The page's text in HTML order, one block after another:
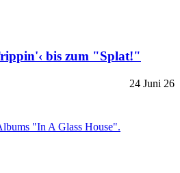
bis zum "Splat!"
24 Juni 26